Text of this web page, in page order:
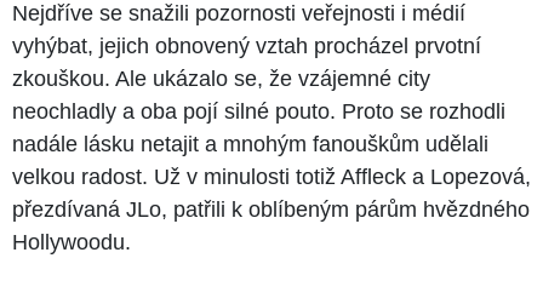
Nejdříve se snažili pozornosti veřejnosti i médií
vyhýbat, jejich obnovený vztah procházel prvotní
zkouškou. Ale ukázalo se, že vzájemné city
neochladly a oba pojí silné pouto. Proto se rozhodli
nadále lásku netajit a mnohým fanouškům udělali
velkou radost. Už v minulosti totiž Affleck a Lopezová,
přezdívaná JLo, patřili k oblíbeným párům hvězdného
Hollywoodu.